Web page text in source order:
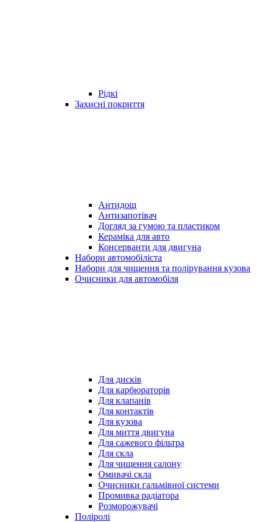
Рідкі
Захисні покриття
Антидощ
Антизапотівач
Догляд за гумою та пластиком
Кераміка для авто
Консерванти для двигуна
Набори автомобіліста
Набори для чищення та полірування кузова
Очисники для автомобіля
Для дисків
Для карбюраторів
Для клапанів
Для контактів
Для кузова
Для миття двигуна
Для сажевого фільтра
Для скла
Для чищення салону
Омивачі скла
Очисники гальмівної системи
Промивка радіатора
Розморожувачі
Поліролі